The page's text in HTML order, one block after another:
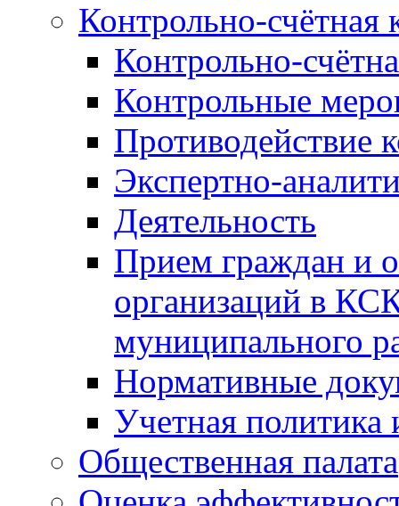
Контрольно-счётная
Контрольно-
Контрольные
Противодействие
Экспертно-
Деятельность
Прием граждан и
организаций в
муниципального
Нормативные
Учетная политика
Общественная палата